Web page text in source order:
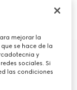
las iniciales
mejorar la
se hace de la
y
sociales. Si
las condiciones